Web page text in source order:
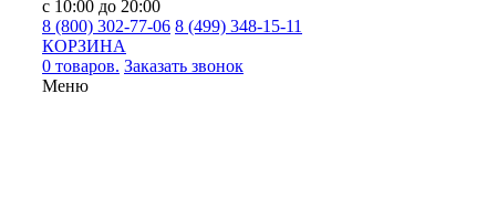
с 10:00 до 20:00
8 (800) 302-77-06 8 (499) 348-15-11
КОРЗИНА
0 товаров. Заказать звонок
Меню